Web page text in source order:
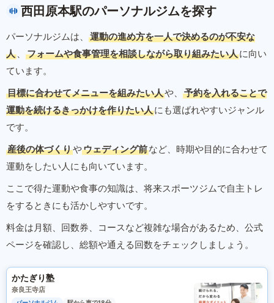
西田原本駅のパーソナルジムを探す
パーソナルジムは、
運動の進め方を一人で決めるのが不安な
人 、 フォームや食事管理を相談しながら取り組みたい人に向い
ています。
目標に合わせてメニューを組みたい人や、
予約を入れることで
運動を続けるきっかけを作りたい人にも選ばれやすいジャンル
です。
産後の体づくりやウェディング前など、時期や目的に合わせて
運動をしたい人にも向いています。
ここで得た運動や食事の知識は、将来スポーツジムで自主トレ
をするときにも活かしやすいです。
料金は月額、回数券、コースなど複雑な場合があるため、公式
ページを確認し、総額や通える回数をチェックしましょう。
かたぎり塾
奈良王寺店